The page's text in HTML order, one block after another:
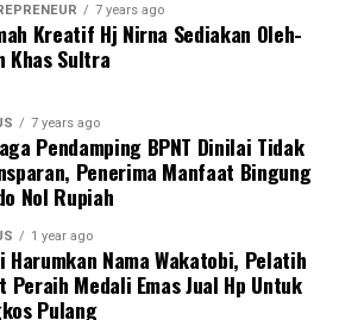
agenda transformasi, BRI telah
Rebranding BRI pada Selasa
dengan hari jadi yang ke-130.
rebranding, BRI
yang lebih modern, universal,
seluruh masyarakat Indonesia,
nilai utama yang telah
yakni DNA keberpihakan
UMKM, serta peran
7 years ago
Kreatif Hj Nirna Sediakan Oleh-
Khas Sultra
7 years ago
Pendamping BPNT Dinilai Tidak
Penerima Manfaat Bingung
Nol Rupiah
1 year ago
Harumkan Nama Wakatobi, Pelatih
Peraih Medali Emas Jual Hp Untuk
Pulang